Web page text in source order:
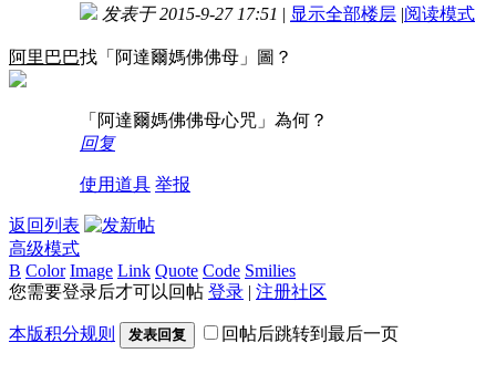
阿里巴巴
发表于 2015-9-27 17:51 | 显示全部楼层 |阅读模式
找「阿達爾媽佛佛母」圖？
「阿達爾媽佛佛母心咒」為何？
回复
使用道具 举报
返回列表
高级模式
B Color Image Link Quote Code Smilies
您需要登录后才可以回帖 登录 | 注册社区
本版积分规则 发表回复 回帖后跳转到最后一页